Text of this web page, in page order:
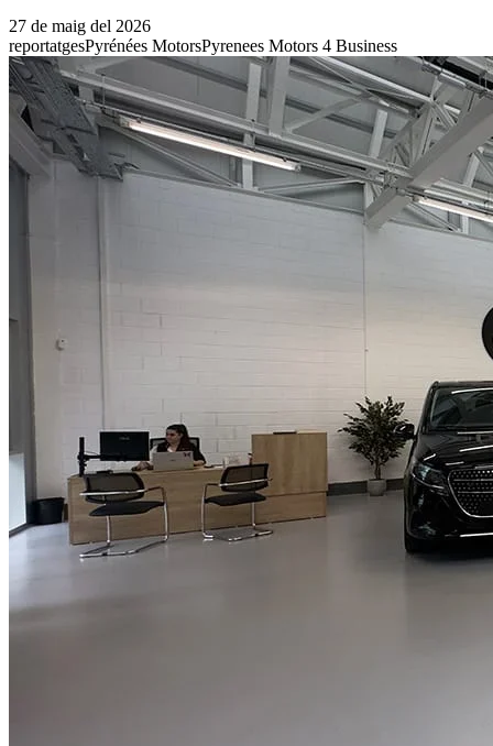
27 de maig del 2026
reportatgesPyrénées MotorsPyrenees Motors 4 Business